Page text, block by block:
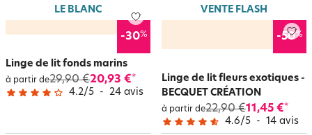
LE BLANC
-30%
Linge de lit fonds marins
à partir de29,90 €20,93 €*
4.2/5 - 24 avis
VENTE FLASH
-50%
Linge de lit fleurs exotiques -
BECQUET CRÉATION
à partir de22,90 €11,45 €*
4.6/5 - 14 avis